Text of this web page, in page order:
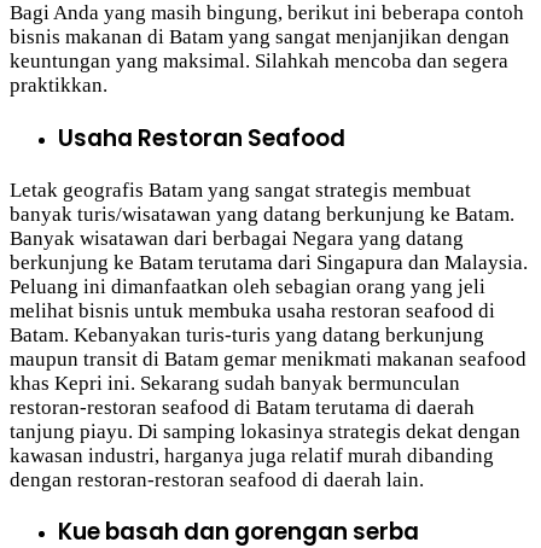
Bagi Anda yang masih bingung, berikut ini beberapa contoh
bisnis makanan di Batam yang sangat menjanjikan dengan
keuntungan yang maksimal. Silahkah mencoba dan segera
praktikkan.
Usaha Restoran Seafood
Letak geografis Batam yang sangat strategis membuat
banyak turis/wisatawan yang datang berkunjung ke Batam.
Banyak wisatawan dari berbagai Negara yang datang
berkunjung ke Batam terutama dari Singapura dan Malaysia.
Peluang ini dimanfaatkan oleh sebagian orang yang jeli
melihat bisnis untuk membuka usaha restoran seafood di
Batam. Kebanyakan turis-turis yang datang berkunjung
maupun transit di Batam gemar menikmati makanan seafood
khas Kepri ini. Sekarang sudah banyak bermunculan
restoran-restoran seafood di Batam terutama di daerah
tanjung piayu. Di samping lokasinya strategis dekat dengan
kawasan industri, harganya juga relatif murah dibanding
dengan restoran-restoran seafood di daerah lain.
Kue basah dan gorengan serba